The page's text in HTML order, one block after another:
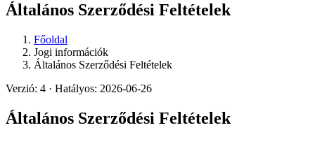
Általános Szerződési Feltételek
Főoldal
Jogi információk
Általános Szerződési Feltételek
Verzió: 4 · Hatályos: 2026-06-26
Általános Szerződési Feltételek